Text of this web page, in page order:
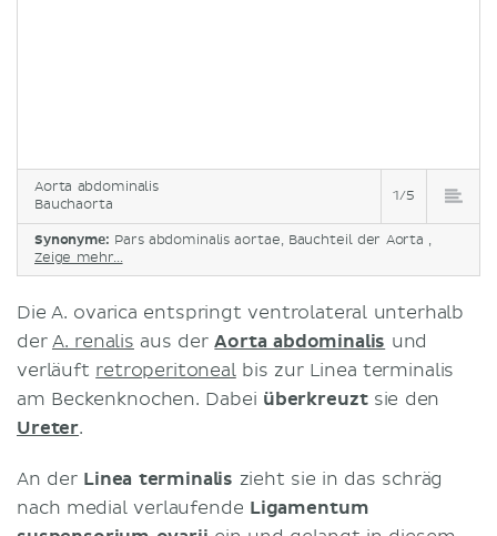
Aorta abdominalis
Bauchaorta
1/5
Synonyme: Pars abdominalis aortae, Bauchteil der Aorta ,
Zeige mehr...
Die A. ovarica entspringt ventrolateral unterhalb
der A. renalis aus derAorta abdominalis und
verläuft retroperitonealbis zur Linea terminalis
am Beckenknochen. Dabei überkreuztsie den
Ureter.
An der Linea terminalis zieht sie in das schräg
nach medial verlaufende Ligamentum